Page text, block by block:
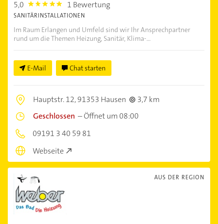
5,0 5.0 1 Bewertung
SANITÄRINSTALLATIONEN
Im Raum Erlangen und Umfeld sind wir Ihr Ansprechpartner
rund um die Themen Heizung, Sanitär, Klima-...
E-Mail Chat starten
Hauptstr. 12,91353 Hausen
3,7 km
Geschlossen –Öffnet um 08:00
09191 3 40 59 81
Webseite
AUS DER REGION